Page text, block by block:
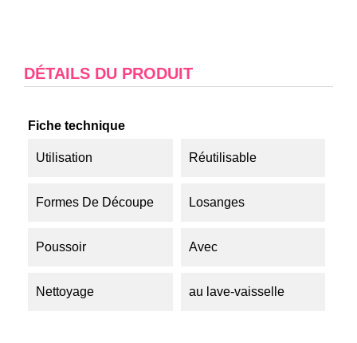
DÉTAILS DU PRODUIT
Fiche technique
Utilisation Réutilisable
Formes De Découpe Losanges
Poussoir Avec
Nettoyage au lave-vaisselle